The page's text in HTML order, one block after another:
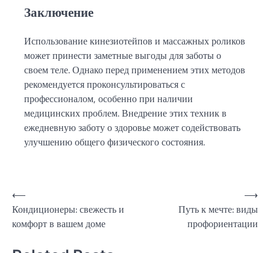
Заключение
Использование кинезиотейпов и массажных роликов
может принести заметные выгоды для заботы о
своем теле. Однако перед применением этих методов
рекомендуется проконсультироваться с
профессионалом, особенно при наличии
медицинских проблем. Внедрение этих техник в
ежедневную заботу о здоровье может содействовать
улучшению общего физического состояния.
Навигация
по
записям
⟵
Кондиционеры: свежесть и
комфорт в вашем доме
Путь к мечте: виды
профориентации
⟶